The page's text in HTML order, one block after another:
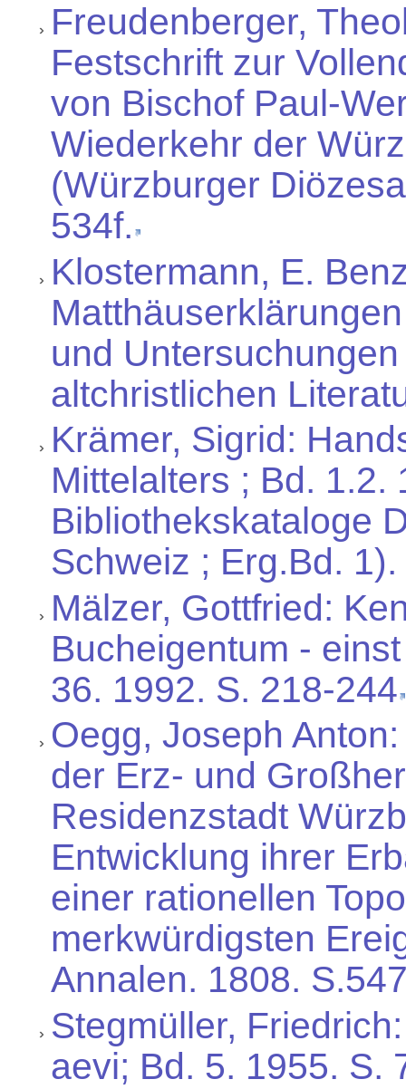
Freudenberger,
Festschrift zur
von Bischof Paul-
Wiederkehr der
(Würzburger
534f.
Klostermann, E.
und
altchristlichen
Krämer, Sigrid:
Mittelalters ; Bd. 1.2.
Bibliothekskataloge
Schweiz ; Erg.Bd.
Mälzer, Gottfried:
Bucheigentum -
36. 1992. S. 218-244
Oegg, Joseph
der Erz- und
Residenzstadt
Entwicklung ihrer
einer rationellen
merkwürdigsten
Annalen. 1808.
Stegmüller,
aevi; Bd. 5. 1955. S.